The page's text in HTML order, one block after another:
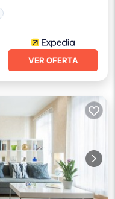
VER OFERTA